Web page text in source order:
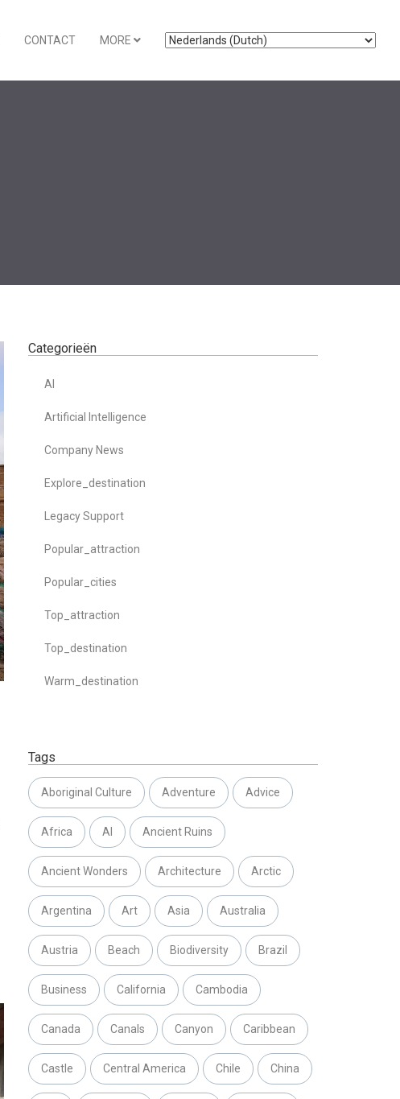
CONTACT MORE
Categorieën
AI
Artificial Intelligence
Company News
Explore_destination
Legacy Support
Popular_attraction
Popular_cities
Top_attraction
Top_destination
Warm_destination
Tags
Aboriginal Culture Adventure Advice
Africa AI Ancient Ruins
Ancient Wonders Architecture Arctic
Argentina Art Asia Australia
Austria Beach Biodiversity Brazil
Business California Cambodia
Canada Canals Canyon Caribbean
Castle Central America Chile China